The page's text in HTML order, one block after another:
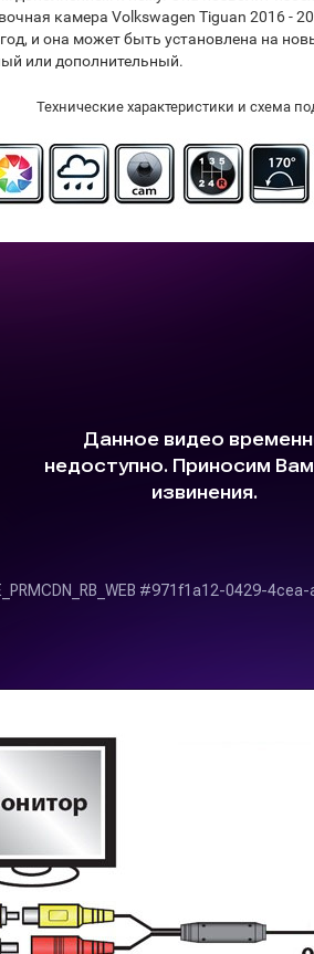
камера Volkswagen Tiguan 2016 -
и она может быть установлена на
или дополнительный.
Технические характеристики и схема